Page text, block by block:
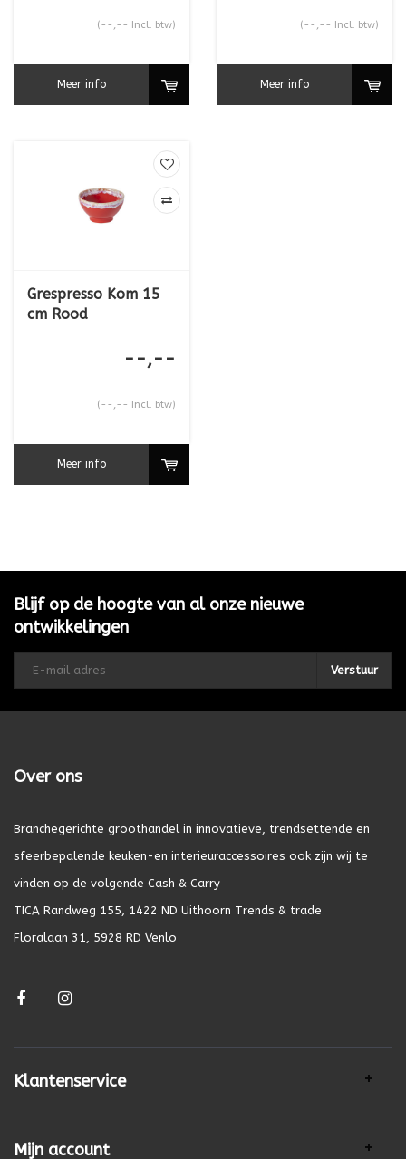
(--,-- Incl. btw)
Meer info
(--,-- Incl. btw)
Meer info
Grespresso Kom 15
cm Rood
--,--
(--,-- Incl. btw)
Meer info
Blijf op de hoogte van al onze nieuwe
ontwikkelingen
Verstuur
Over ons
Branchegerichte groothandel in innovatieve, trendsettende en
sfeerbepalende keuken-en interieuraccessoires ook zijn wij te
vinden op de volgende Cash & Carry
TICA Randweg 155, 1422 ND Uithoorn Trends & trade
Floralaan 31, 5928 RD Venlo
Klantenservice
Mijn account